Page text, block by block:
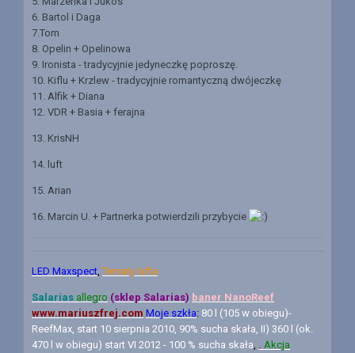
6. Bartol i Daga
7.Tom
8. Opelin + Opelinowa
9. Ironista - tradycyjnie jedyneczkę poproszę.
10. Kiflu + Krzlew - tradycyjnie romantyczną dwójeczkę
11. Alfik + Diana
12. VDR + Basia + ferajna
13. KrisNH
14. luft
15. Arian
16. Marcin U. + Partnerka potwierdzili przybycie
LED Maxspect ,Tematy lufta
Salarias allegro (sklep Salarias) baner NanoReef
www.mariuszfrej.com Moje szkła: 80 l (105 w obiegu)-
ReefMax, start 10 sierpnia 2010, 90% sucha skała, II) 360 l (ok.
470 l w obiegu) start VI 2012 - 100 % sucha skała . Akcja